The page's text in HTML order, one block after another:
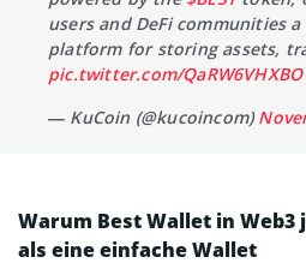
users and DeFi communities
platform for storing assets,
pic.twitter.com/QaRW6VHXBO
— KuCoin (@kucoincom)
Warum Best Wallet in
als eine einfache Wallet